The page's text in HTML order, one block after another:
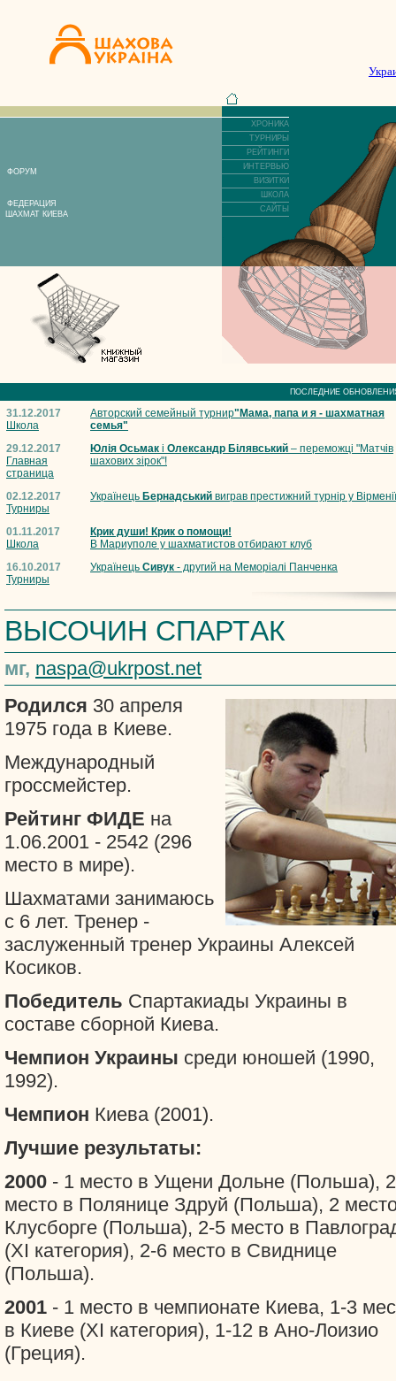
ФОРУМ
ФЕДЕРАЦИЯ
ШАХМАТ КИЕВА
ХРОНИКА
ТУРНИРЫ
РЕЙТИНГИ
ИНТЕРВЬЮ
ВИЗИТКИ
ШКОЛА
САЙТЫ
ПОСЛЕДНИЕ
31.12.2017
Школа
Авторский семейный турнир"Мама, папа и я - шахматная
семья"
29.12.2017
Главная
страница
Юлія Осьмак і Олександр Білявський – переможці "Матчів
шахових зірок"!
02.12.2017
Турниры
Українець Бернадський виграв престижний турнір у Вірменії
01.11.2017
Школа
Крик души! Крик о помощи!
В Мариуполе у шахматистов отбирают клуб
16.10.2017
Турниры
Українець Сивук - другий на Меморіалі Панченка
ВЫСОЧИН СПАРТAК
мг, naspa@ukrpost.net
Родился 30 апреля
1975 года в Киеве.
Международный
гроссмейстер.
Рейтинг ФИДЕ на
1.06.2001 - 2542 (296
место в мире).
Шахматами занимаюсь
с 6 лет. Тренер -
заслуженный тренер Украины Алексей
Косиков.
Победитель Спартакиады Украины в
составе сборной Киева.
Чемпион Украины среди юношей (1990,
1992).
Чемпион Киева (2001).
Лучшие результаты:
2000 - 1 место в Ущени Дольне (Польша), 2
место в Полянице Здруй (Польша), 2
Клусборге (Польша), 2-5 место в
(XI категория), 2-6 место в Свиднице
(Польша).
2001 - 1 место в чемпионате Киева, 1-3
в Киеве (XI категория), 1-12 в Ано-Лоизио
(Греция).